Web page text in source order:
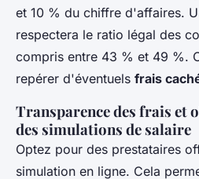
et 10 % du chiffre d'affaires.
respectera le ratio légal des
compris entre 43 % et 49 %.
repérer d'éventuels frais
Transparence des frais et
des simulations de salaire
Optez pour des prestataires
simulation en ligne. Cela